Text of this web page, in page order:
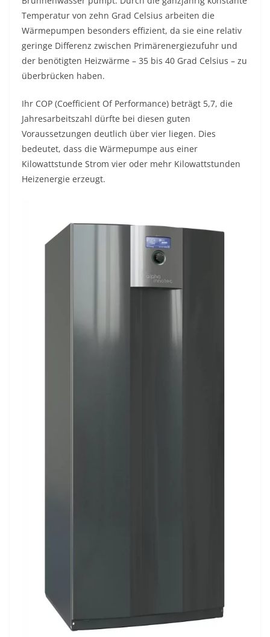
Temperatur von zehn Grad Celsius arbeiten die
Wärmepumpen besonders effizient, da sie eine relativ
geringe Differenz zwischen Primärenergiezufuhr und
der benötigten Heizwärme – 35 bis 40 Grad Celsius – zu
überbrücken haben.
Ihr COP (Coefficient Of Performance) beträgt 5,7, die
Jahresarbeitszahl dürfte bei diesen guten
Voraussetzungen deutlich über vier liegen. Dies
bedeutet, dass die Wärmepumpe aus einer
Kilowattstunde Strom vier oder mehr Kilowattstunden
Heizenergie erzeugt.